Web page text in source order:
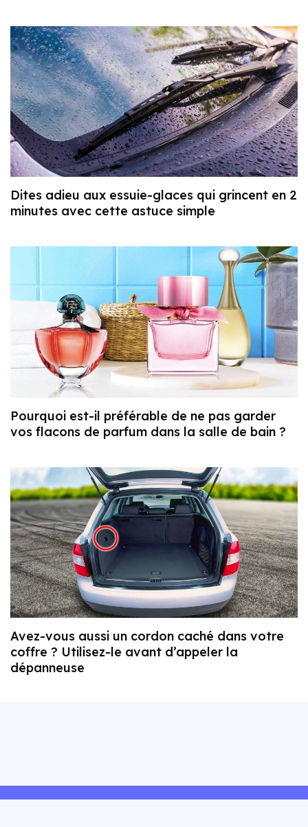
Dites adieu aux essuie-glaces qui grincent en 2
minutes avec cette astuce simple
Pourquoi est-il préférable de ne pas garder
vos flacons de parfum dans la salle de bain ?
Avez-vous aussi un cordon caché dans votre
coffre ? Utilisez-le avant d’appeler la
dépanneuse